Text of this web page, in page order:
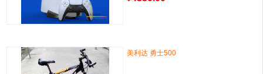
美利达 勇士500